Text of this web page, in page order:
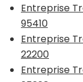
Entreprise
95410
Entreprise
22200
Entreprise